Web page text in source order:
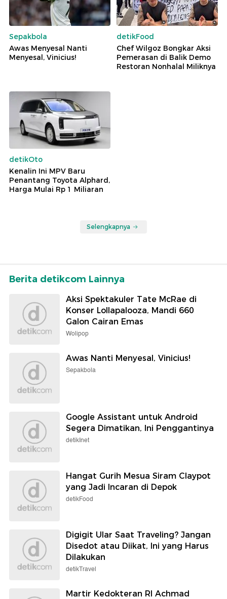
Sepakbola
Awas Menyesal Nanti
Menyesal, Vinicius!
detikFood
Chef Wilgoz Bongkar Aksi
Pemerasan di Balik Demo
Restoran Nonhalal Miliknya
detikOto
Kenalin Ini MPV Baru
Penantang Toyota Alphard,
Harga Mulai Rp 1 Miliaran
Selengkapnya
Berita detikcom Lainnya
Aksi Spektakuler Tate McRae di
Konser Lollapalooza, Mandi 660
Galon Cairan Emas
Wolipop
Awas Nanti Menyesal, Vinicius!
Sepakbola
Google Assistant untuk Android
Segera Dimatikan, Ini Penggantinya
detikInet
Hangat Gurih Mesua Siram Claypot
yang Jadi Incaran di Depok
detikFood
Digigit Ular Saat Traveling? Jangan
Disedot atau Diikat, Ini yang Harus
Dilakukan
detikTravel
Martir Kedokteran RI Achmad